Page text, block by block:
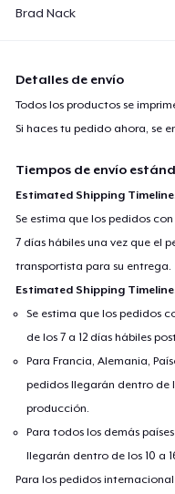
Brad Nack
Detalles de envío
Todos los productos se
Si haces tu pedido ahora, se
Tiempos de envío
Estimated Shipping
Se estima que los pedidos
7 días hábiles una vez que el
transportista para su entrega.
Estimated Shipping
Se estima que los pedidos
de los 7 a 12 días hábiles
Para Francia, Alemania,
pedidos llegarán dentro de
producción.
Para todos los demás
llegarán dentro de los 10 a
Para los pedidos